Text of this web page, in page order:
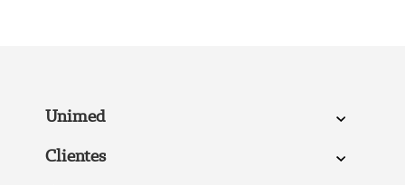
Unimed
Clientes